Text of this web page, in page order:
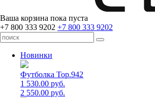
Ваша корзина пока пуста
+7 800 333 9202 +7 800 333 9202
Новинки
Футболка Top.942
1 530.00 руб.
2 550.00 руб.